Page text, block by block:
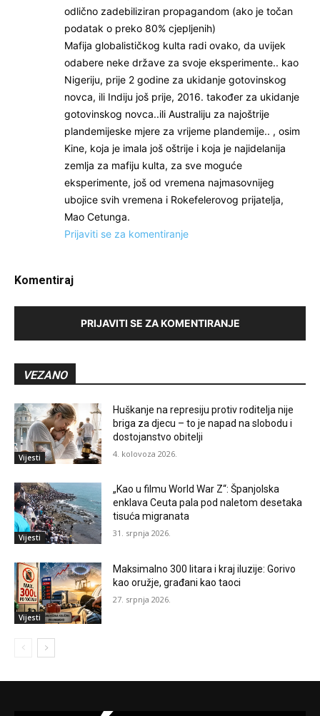
odlično zadebiliziran propagandom (ako je točan
podatak o preko 80% cjepljenih)
Mafija globalističkog kulta radi ovako, da uvijek
odabere neke države za svoje eksperimente.. kao
Nigeriju, prije 2 godine za ukidanje gotovinskog
novca, ili Indiju još prije, 2016. također za ukidanje
gotovinskog novca..ili Australiju za najoštrije
plandemijeske mjere za vrijeme plandemije.. , osim
Kine, koja je imala još oštrije i koja je najidelanija
zemlja za mafiju kulta, za sve moguće
eksperimente, još od vremena najmasovnijeg
ubojice svih vremena i Rokefelerovog prijatelja,
Mao Cetunga.
Prijaviti se za komentiranje
Komentiraj
PRIJAVITI SE ZA KOMENTIRANJE
VEZANO
Vijesti
Huškanje na represiju protiv roditelja nije
briga za djecu – to je napad na slobodu i
dostojanstvo obitelji
4. kolovoza 2026.
Vijesti
„Kao u filmu World War Z“: Španjolska
enklava Ceuta pala pod naletom desetaka
tisuća migranata
31. srpnja 2026.
Vijesti
Maksimalno 300 litara i kraj iluzije: Gorivo
kao oružje, građani kao taoci
27. srpnja 2026.